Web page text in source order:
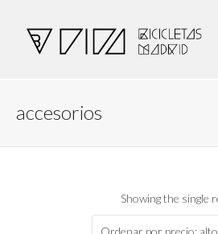
accesorios
Showing the single